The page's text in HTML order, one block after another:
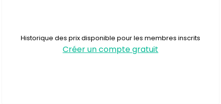
Historique des prix disponible pour les membres inscrits
Créer un compte gratuit